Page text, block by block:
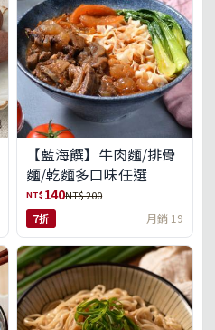
【藍海饌】牛肉麵/排骨
麵/乾麵多口味任選
NT$ 140NT$ 200
7折 月銷 19